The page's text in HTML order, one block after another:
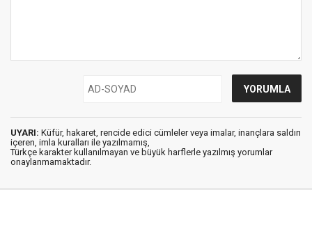
UYARI: Küfür, hakaret, rencide edici cümleler veya imalar, inançlara saldırı
içeren, imla kuralları ile yazılmamış,
Türkçe karakter kullanılmayan ve büyük harflerle yazılmış yorumlar
onaylanmamaktadır.